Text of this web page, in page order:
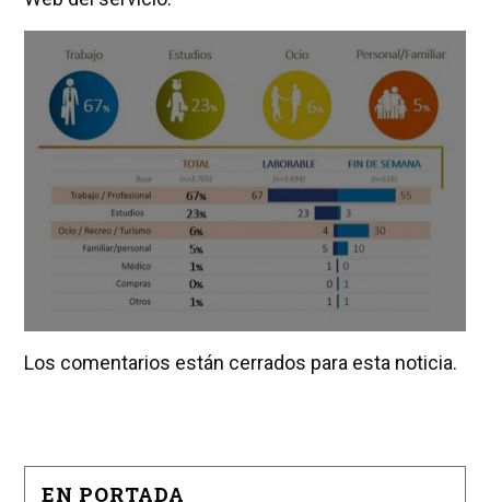
Los comentarios están cerrados para esta noticia.
EN PORTADA